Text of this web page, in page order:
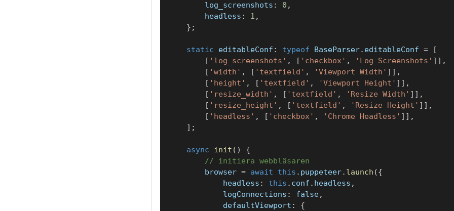
        log_screenshots
: 0 ,
        headless
: 1 ,
} ;
static editableConf : typeof BaseParser. editableConf =
[
[ 'log_screenshots' , [ 'checkbox' , 'Log Screenshots' ] ] ,
[ 'width' , [ 'textfield' , 'Viewport Width' ] ] ,
[ 'height' , [ 'textfield' , 'Viewport Height' ] ] ,
[ 'resize_width' , [ 'textfield' , 'Resize Width' ] ] ,
[ 'resize_height' , [ 'textfield' , 'Resize Height' ] ] ,
[ 'headless' , [ 'checkbox' , 'Chrome Headless' ] ] ,
] ;
async init ( )
{
// initiera webbläsaren
        browser
= await this . puppeteer. launch ({
            headless
: this . conf . headless ,
            logConnections
: false,
            defaultViewport
:
{